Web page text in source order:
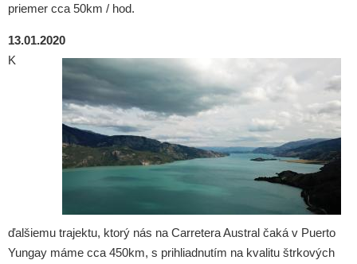
priemer cca 50km / hod.
13.01.2020
K
ďalšiemu trajektu, ktorý nás na Carretera Austral čaká v Puerto
Yungay máme cca 450km, s prihliadnutím na kvalitu štrkových